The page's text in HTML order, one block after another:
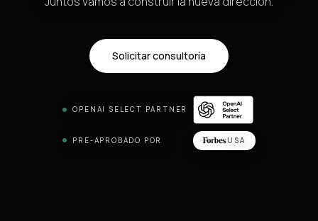
Solicitar consultoría
OPENAI SELECT PARTNER
PRE-APROBADO POR USA